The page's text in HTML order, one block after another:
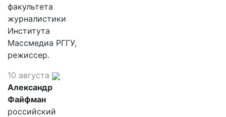
факультета
журналистики
Института
Массмедиа РГГУ,
режиссер.
10 августа
Александр
Файфман
российский